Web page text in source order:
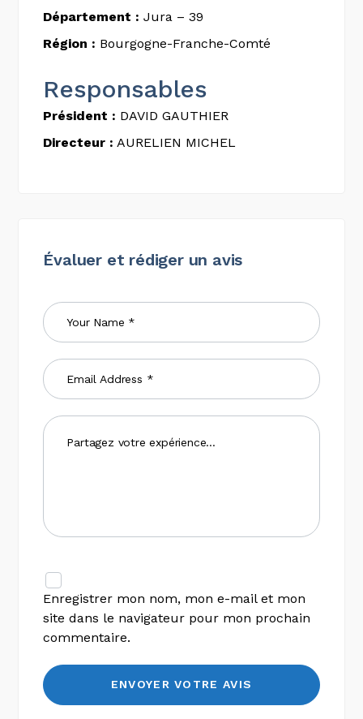
Département : Jura – 39
Région : Bourgogne-Franche-Comté
Responsables
Président : DAVID GAUTHIER
Directeur : AURELIEN MICHEL
Évaluer et rédiger un avis
Enregistrer mon nom, mon e-mail et mon
site dans le navigateur pour mon prochain
commentaire.